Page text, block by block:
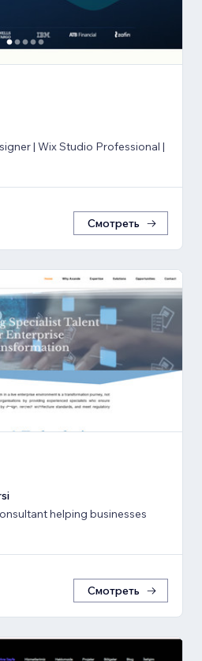
| Wix Studio Professional |
Смотреть
helping businesses
Смотреть